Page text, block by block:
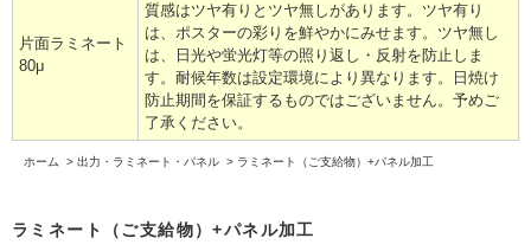
片面ラミネート
80μ
質感はツヤ有りとツヤ無しがあります。ツヤ有り
は、ポスターの彩りを鮮やかにみせます。ツヤ無し
は、日光や蛍光灯等の照り返し・反射を防止しま
す。耐候年数は設定環境により異なります。日焼け
防止期間を保証するものではございません。予めご
了承ください。
ホーム > 出力・ラミネート・パネル > ラミネート（ご支給物）+パネル加工
ラミネート（ご支給物）+パネル加工